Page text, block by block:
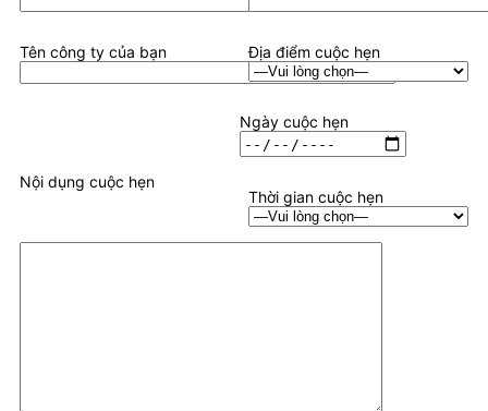
Tên công ty của bạn Địa điểm cuộc hẹn
Ngày cuộc hẹn
Thời gian cuộc hẹn
Nội dụng cuộc hẹn